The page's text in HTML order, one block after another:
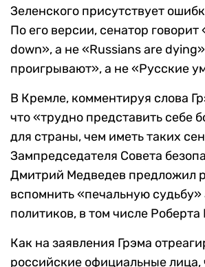
Зеленского присутствует
По его версии, сенатор говорит
down», а не «Russians are
проигрывают», а не «Русские
В Кремле, комментируя слова
что «трудно представить себе
для страны, чем иметь таких
Зампредседателя Совета
Дмитрий Медведев предложил
вспомнить «печальную
политиков, в том числе
Как на заявления Грэма
российские официальные лица,